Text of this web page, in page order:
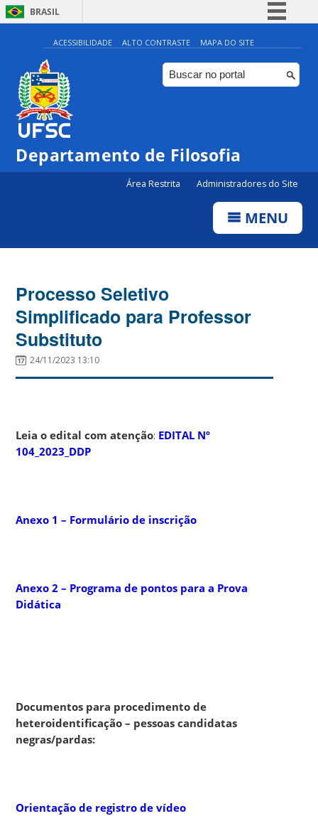
BRASIL
Simplifique!
Comunica BR
Participe
Canais
ACESSIBILIDADE ALTO CONTRASTE MAPA DO SITE
Departamento de Filosofia
Área Restrita Administradores do Site
MENU
Processo Seletivo
Simplificado para Professor
Substituto
24/11/2023 13:10
Leia o edital com atenção: EDITAL Nº
104_2023_DDP
Anexo 1 – Formulário de inscrição
Anexo 2 – Programa de pontos para a Prova
Didática
Documentos para procedimento de
heteroidentificação – pessoas candidatas
negras/pardas:
Orientação de registro de vídeo